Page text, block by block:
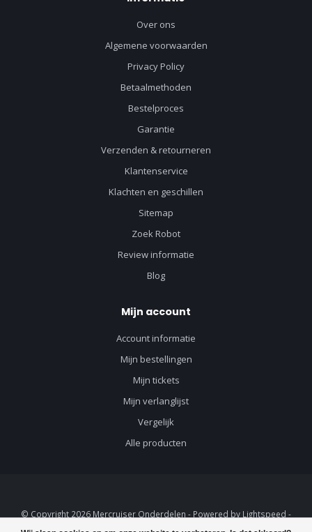
Over ons
Algemene voorwaarden
Privacy Policy
Betaalmethoden
Bestelproces
Garantie
Verzenden & retourneren
Klantenservice
Klachten en geschillen
Sitemap
Zoek Robot
Review informatie
Blog
Mijn account
Account informatie
Mijn bestellingen
Mijn tickets
Mijn verlanglijst
Vergelijk
Alle producten
© Copyright 2026 Mercruiser Onderdelen - Powered by Lightspeed -